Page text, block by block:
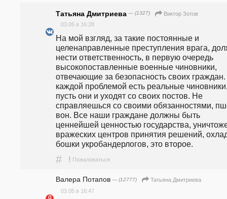
Татьяна Дмитриева — (1327)
Виктор Зотов
03.05 в 16:28
На мой взгляд, за такие постоянные и
целенаправленные преступления врага,
нести ответственность, в первую очередь
высокопоставленные военные чиновники,
отвечающие за безопасность своих
каждой проблемой есть реальные
пусть они и уходят со своих постов. Не
справляешься со своими обязанностями,
вон. Все наши граждане должны быть
ценнейшей ценностью государства,
вражеских центров принятия решений,
бошки укробандерлогов, это второе.
# ! Пожаловаться
Валера Потапов — (12777)
Татьяна Дмитриева
03.05 в 16:47